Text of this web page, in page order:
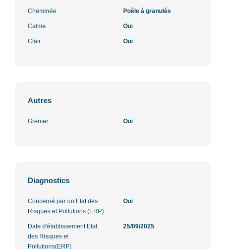
Cheminée Poêle à granulés
Calme Oui
Clair Oui
Autres
Grenier Oui
Diagnostics
Concerné par un Etat des
Risques et Pollutions (ERP)
Oui
Date d'établissement Etat
des Risques et
Pollutions(ERP)
25/09/2025